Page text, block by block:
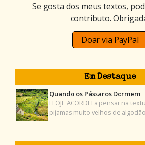
Se gosta dos meus textos,
contributo.
Doar via PayPal
Em Destaque
Quando os Pássaros Dormem
H OJE ACORDEI a pensar na
pijamas muito velhos de